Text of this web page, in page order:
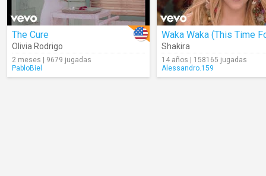
The Cure
Olivia Rodrigo
2 meses | 9679 jugadas
PabloBiel
Shakira
14 años | 158165 jugadas
Alessandro.159